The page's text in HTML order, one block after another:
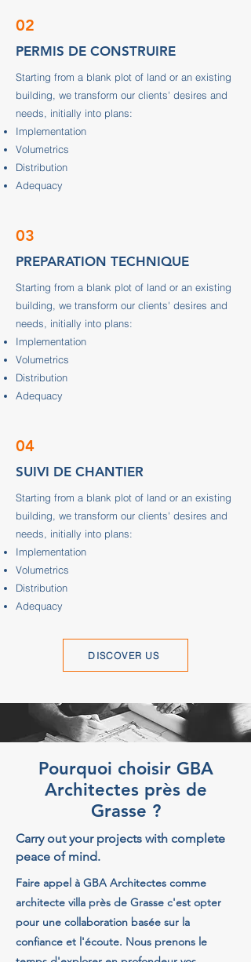
02
PERMIS DE CONSTRUIRE
Starting from a blank plot of land or an existing
building, we transform our clients' desires and
needs, initially into plans:
Implementation
Volumetrics
Distribution
Adequacy
03
PREPARATION TECHNIQUE
Starting from a blank plot of land or an existing
building, we transform our clients' desires and
needs, initially into plans:
Implementation
Volumetrics
Distribution
Adequacy
04
SUIVI DE CHANTIER
Starting from a blank plot of land or an existing
building, we transform our clients' desires and
needs, initially into plans:
Implementation
Volumetrics
Distribution
Adequacy
DISCOVER US
Pourquoi choisir GBA
Architectes près de
Grasse ?
Carry out your projects with complete
peace of mind.
Faire appel à GBA Architectes comme
architecte villa près de Grasse c'est opter
pour une collaboration basée sur la
confiance et l'écoute. Nous prenons le